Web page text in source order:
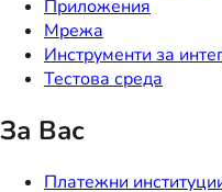
Приложения
Мрежа
Инструменти за
Тестова среда
За Вас
Платежни